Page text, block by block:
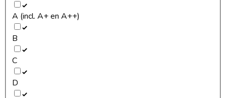
A (incl. A+ en A++)
B
C
D